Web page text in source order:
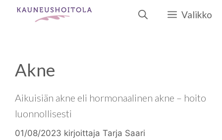
Siirry
Valikko
Akne
Aikuisiän akne eli hormonaalinen akne – hoito
luonnollisesti
01/08/2023 kirjoittaja Tarja Saari